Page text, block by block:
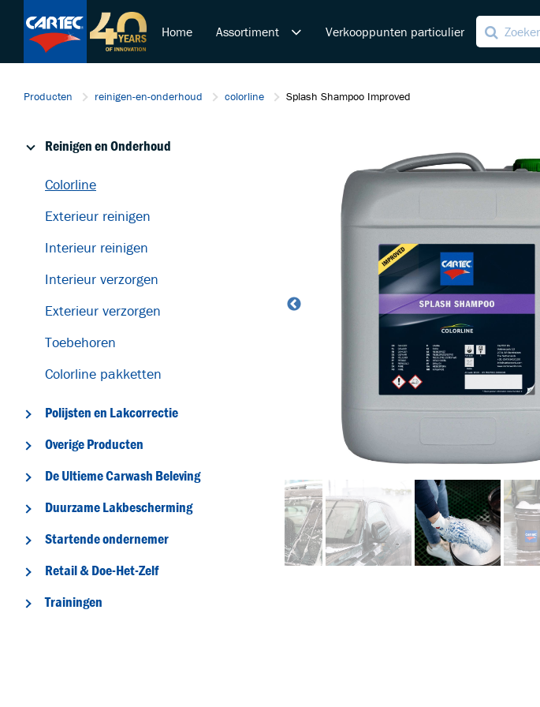
Home Assortiment
Polijsten en Lakcorrectie
Duurzame Lakbescherming
Verkooppunten particulier
Producten reinigen-en-onderhoud colorline Splash Shampoo Improved
Reinigen en Onderhoud
Colorline
Exterieur reinigen
Interieur reinigen
Interieur verzorgen
Exterieur verzorgen
Toebehoren
Colorline pakketten
Polijsten en Lakcorrectie
Overige Producten
De Ultieme Carwash Beleving
Duurzame Lakbescherming
Startende ondernemer
Retail & Doe-Het-Zelf
Trainingen